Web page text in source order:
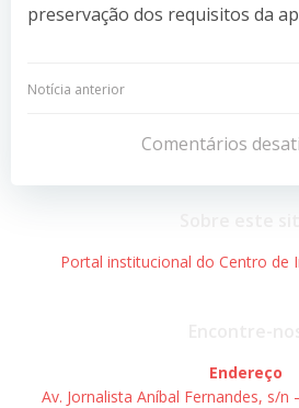
preservação dos requisitos da
Navegação
Post
Notícia anterior
de
Comentários
Portal institucional do Centro de
Endereço
Av. Jornalista Aníbal Fernandes, s/n